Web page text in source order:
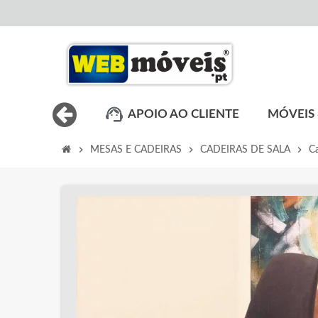
APOIO AO CLIENTE MÓVEIS
chevron_right MESAS E CADEIRAS chevron_right CADEIRAS DE SALA chevron_right